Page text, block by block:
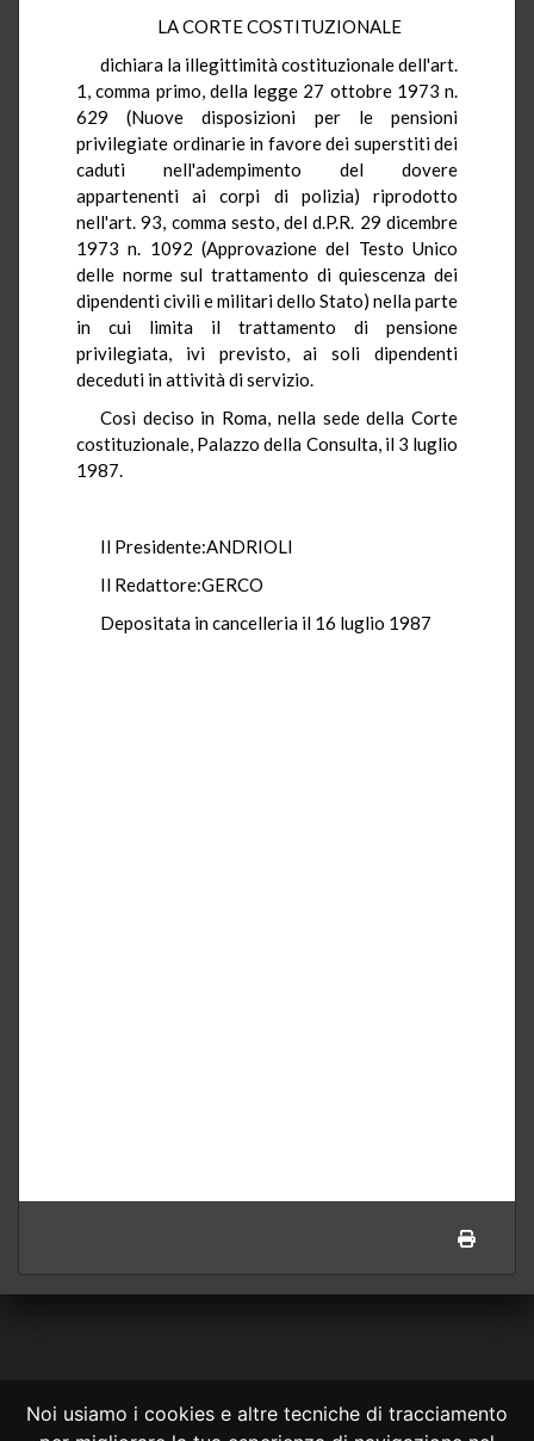
Noi usiamo i cookies e altre tecniche di tracciamento
LA CORTE COSTITUZIONALE
dichiara la illegittimità costituzionale dell'art.
1, comma primo, della legge 27 ottobre 1973 n.
629 (Nuove disposizioni per le pensioni
privilegiate ordinarie in favore dei superstiti dei
caduti nell'adempimento del dovere
appartenenti ai corpi di polizia) riprodotto
nell'art. 93, comma sesto, del d.P.R. 29 dicembre
1973 n. 1092 (Approvazione del Testo Unico
delle norme sul trattamento di quiescenza dei
dipendenti civili e militari dello Stato) nella parte
in cui limita il trattamento di pensione
privilegiata, ivi previsto, ai soli dipendenti
deceduti in attività di servizio.
Così deciso in Roma, nella sede della Corte
costituzionale, Palazzo della Consulta, il 3 luglio
1987.
Il Presidente:ANDRIOLI
Il Redattore:GERCO
Depositata in cancelleria il 16 luglio 1987